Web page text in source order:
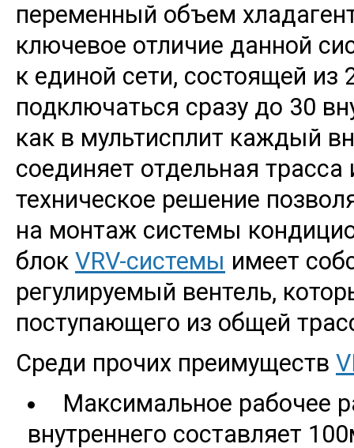
переменный объем
ключевое отличие данной
к единой сети, состоящей
подключаться сразу до 30
как в мультисплит каждый
соединяет отдельная
техническое решение
на монтаж системы
блок VRV-системы имеет
регулируемый вентель,
поступающего из общей
Среди прочих преимуществ
Максимальное рабочее
внутреннего составляет